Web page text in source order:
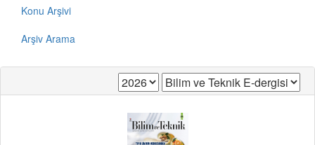
Konu Arşivi
Arşiv Arama